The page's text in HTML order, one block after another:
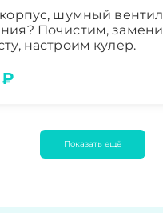
шумный
Почистим,
настроим кулер.
Показать ещё